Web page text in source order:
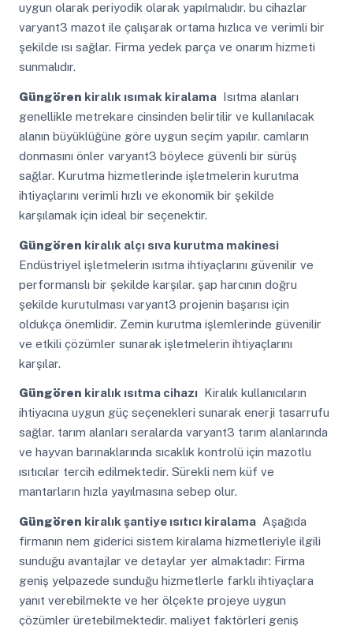
uygun olarak periyodik olarak yapılmalıdır. bu cihazlar
varyant3 mazot ile çalışarak ortama hızlıca ve verimli bir
şekilde ısı sağlar. Firma yedek parça ve onarım hizmeti
sunmalıdır.
Güngören kiralık ısımak kiralamaIsıtma alanları
genellikle metrekare cinsinden belirtilir ve kullanılacak
alanın büyüklüğüne göre uygun seçim yapılır. camların
donmasını önler varyant3 böylece güvenli bir sürüş
sağlar. Kurutma hizmetlerinde işletmelerin kurutma
ihtiyaçlarını verimli hızlı ve ekonomik bir şekilde
karşılamak için ideal bir seçenektir.
Güngören kiralık alçı sıva kurutma makinesi
Endüstriyel işletmelerin ısıtma ihtiyaçlarını güvenilir ve
performanslı bir şekilde karşılar. şap harcının doğru
şekilde kurutulması varyant3 projenin başarısı için
oldukça önemlidir. Zemin kurutma işlemlerinde güvenilir
ve etkili çözümler sunarak işletmelerin ihtiyaçlarını
karşılar.
Güngören kiralık ısıtma cihazıKiralık kullanıcıların
ihtiyacına uygun güç seçenekleri sunarak enerji tasarrufu
sağlar. tarım alanları seralarda varyant3 tarım alanlarında
ve hayvan barınaklarında sıcaklık kontrolü için mazotlu
ısıtıcılar tercih edilmektedir. Sürekli nem küf ve
mantarların hızla yayılmasına sebep olur.
Güngören kiralık şantiye ısıtıcı kiralamaAşağıda
firmanın nem giderici sistem kiralama hizmetleriyle ilgili
sunduğu avantajlar ve detaylar yer almaktadır: Firma
geniş yelpazede sunduğu hizmetlerle farklı ihtiyaçlara
yanıt verebilmekte ve her ölçekte projeye uygun
çözümler üretebilmektedir. maliyet faktörleri geniş